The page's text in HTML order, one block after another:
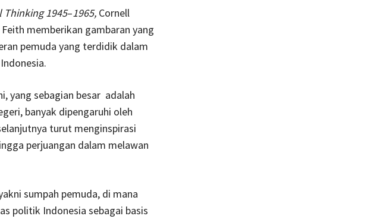
Thinking1945–1965,Cornell
memberikan gambaran yang
pemuda yang terdidik dalam
yang sebagian besar adalah
banyak dipengaruhi oleh
turut menginspirasi
perjuangan dalam melawan
sumpah pemuda, di mana
politik Indonesia sebagai basis